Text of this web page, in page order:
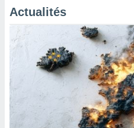
Actualités